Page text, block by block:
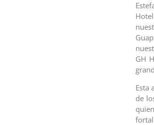
GH
Esta
de